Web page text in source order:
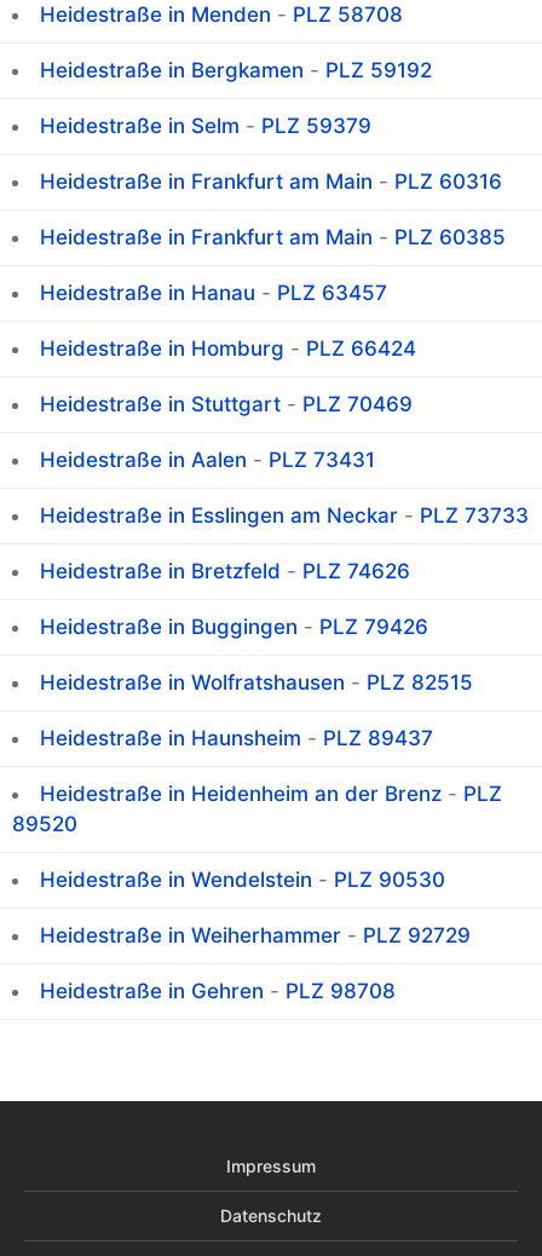
Heidestraße in Menden - PLZ 58708
Heidestraße in Bergkamen - PLZ 59192
Heidestraße in Selm - PLZ 59379
Heidestraße in Frankfurt am Main - PLZ 60316
Heidestraße in Frankfurt am Main - PLZ 60385
Heidestraße in Hanau - PLZ 63457
Heidestraße in Homburg - PLZ 66424
Heidestraße in Stuttgart - PLZ 70469
Heidestraße in Aalen - PLZ 73431
Heidestraße in Esslingen am Neckar - PLZ 73733
Heidestraße in Bretzfeld - PLZ 74626
Heidestraße in Buggingen - PLZ 79426
Heidestraße in Wolfratshausen - PLZ 82515
Heidestraße in Haunsheim - PLZ 89437
Heidestraße in Heidenheim an der Brenz - PLZ
89520
Heidestraße in Wendelstein - PLZ 90530
Heidestraße in Weiherhammer - PLZ 92729
Heidestraße in Gehren - PLZ 98708
Impressum
Datenschutz